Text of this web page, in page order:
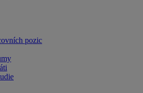
pozic